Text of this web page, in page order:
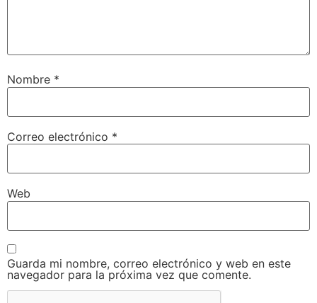
Nombre *
Correo electrónico *
Web
Guarda mi nombre, correo electrónico y web en este
navegador para la próxima vez que comente.